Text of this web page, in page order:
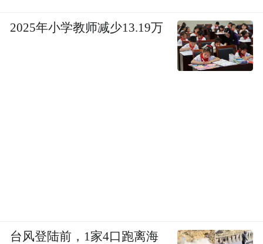
2025年小学教师减少13.19万
台风登陆前，1家4口跑离海